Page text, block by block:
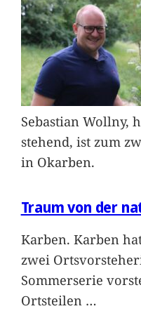
Sebastian Wollny,
stehend, ist zum
in Okarben.
Traum von der
Karben. Karben
zwei
Sommerserie
Ortsteilen …